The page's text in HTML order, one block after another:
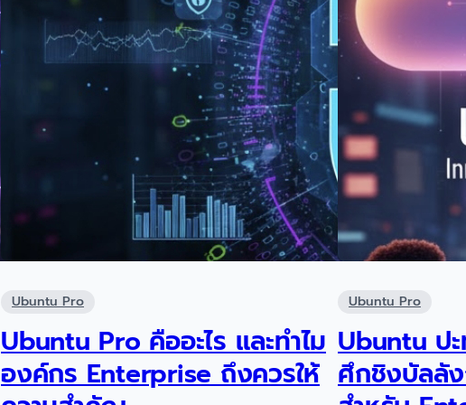
Ubuntu Pro
Ubuntu Pro คืออะไร และทำไม
องค์กร Enterprise ถึงควรให้
Ubuntu Pro
Ubuntu ปะ
ศึกชิงบัลลั